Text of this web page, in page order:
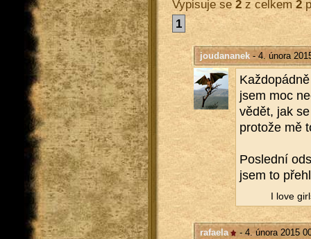
Vypisuje se 2z celkem 2
1
joudananek- 4. února
jsem moc
vědět, jak
pro­to­že mě
Po­sled­ní
jsem to
I love
rafaela - 4. února 2015